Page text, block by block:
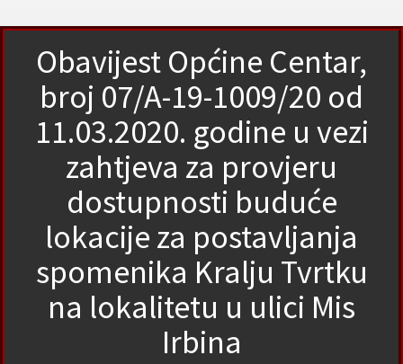
Obavijest Općine Centar,
broj 07/A-19-1009/20 od
11.03.2020. godine u vezi
zahtjeva za provjeru
dostupnosti buduće
lokacije za postavljanja
spomenika Kralju Tvrtku
na lokalitetu u ulici Mis
Irbina